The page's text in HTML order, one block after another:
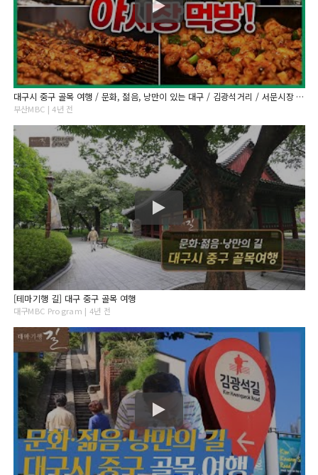
대구시 중구 골목 여행 / 문화, 젊음, 낭만이 있는 대구 / 김광석거리 / 서문시장 야시장 / 청라언덕 / 근대문화골목 / 부산MBC 211028 테마기행길
부산MBC | 4년 전
[테마기행 길] 대구 중구 골목 여행
대구MBC Program | 4년 전